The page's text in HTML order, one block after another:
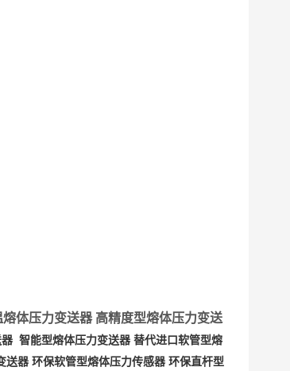
体压力变送器 高精度型熔体压力变送
智能型熔体压力变送器 替代进口软管型熔
送器 环保软管型熔体压力传感器 环保直杆型